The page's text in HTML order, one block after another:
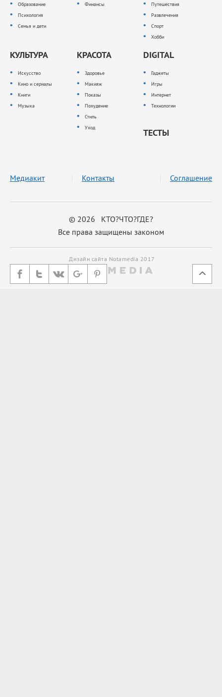
Образование
Психология
Семья и дети
Финансы
Путешествия
Развлечения
Спорт
Хобби
КУЛЬТУРА
Искусство
Кино и сериалы
Книги
Музыка
КРАСОТА
Здоровье
Макияж
Показы
Похудение
Стиль
Уход
DIGITAL
Гаджеты
Игры
Интернет
Технологии
ТЕСТЫ
© 2026 КТО?ЧТО?ГДЕ?
Все права защищены законом
Медиакит Контакты Соглашение
Дизайн сайта Notamedia 2017